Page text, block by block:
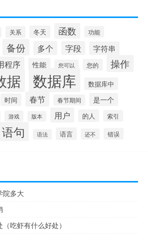
关系 冬天 函数 功能
备份 多个 字段 字符串
程序 性能 您可以 您的 操作
据 数据库 数据库中
时间 春节 春节期间
是一个
游戏 版本 用户 的人 索引
语句 语法 语言 还不 错误
院多大
吃虾有什么好处）